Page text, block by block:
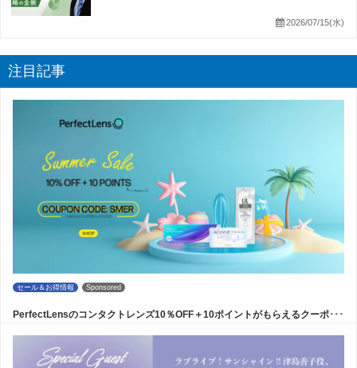
2026/07/15(水)
注目記事
セール＆お得情報 Sponsored
PerfectLensのコンタクトレンズ10％OFF＋10ポイントがもらえるクーポ･･･